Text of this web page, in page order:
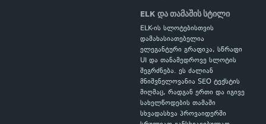
ELK და თამაშის სტილი
ELK-ის სლოტებისთვის
დამახასიათებელია
ელეგანტური გრაფიკა, სწრაფი
UI და თანამედროვე სლოტის
შეგრძნება. ეს ძალიან
მნიშვნელოვანია SEO ტექსტის
მიღმაც, რადგან ერთი და იგივე
სახელწოდების თამაში
სხვადასხვა პროვაიდერში